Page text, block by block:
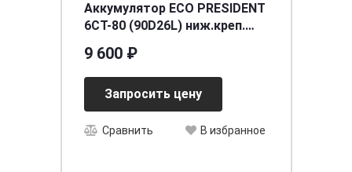
Аккумулятор ECO PRESIDENT
6СТ-80 (90D26L) ниж.креп.
9 600 ₽
Запросить цену
Сравнить В избранное